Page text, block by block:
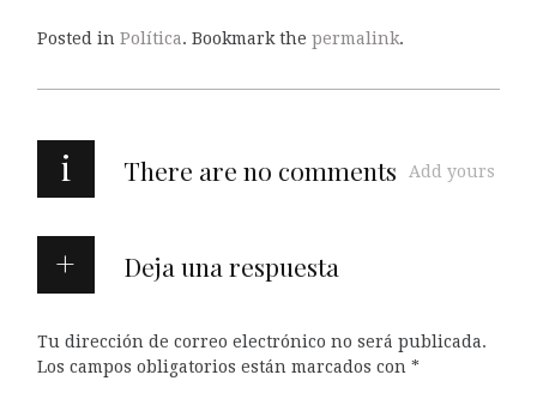
Posted in Política. Bookmark the permalink.
i There are no comments Add yours
Deja una respuesta
Tu dirección de correo electrónico no será publicada.
Los campos obligatorios están marcados con *